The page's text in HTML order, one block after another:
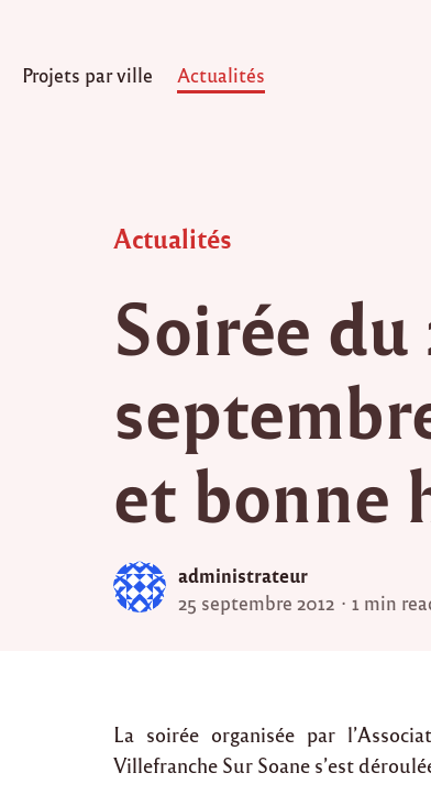
Projets par ville Actualités
Posted
Actualités
Soirée du
et bonne
administrateur
25 septembre 2012 1 min
La soirée organisée par
Villefranche Sur Soane s’est